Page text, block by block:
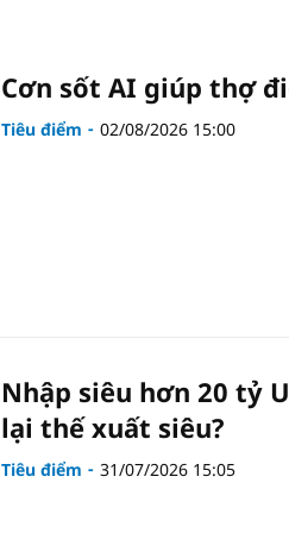
Cơn sốt AI giúp thợ
Tiêu điểm 02/08/2026 15:00
Nhập siêu hơn 20 tỷ
lại thế xuất siêu?
Tiêu điểm 31/07/2026 15:05